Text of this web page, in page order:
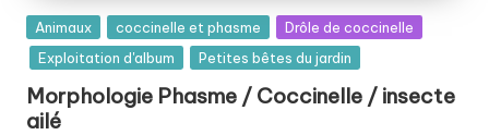
Posted
in
Animaux coccinelle et phasme
Drôle de coccinelle
Exploitation d'album
Petites bêtes du jardin
Morphologie Phasme / Coccinelle / insecte
ailé